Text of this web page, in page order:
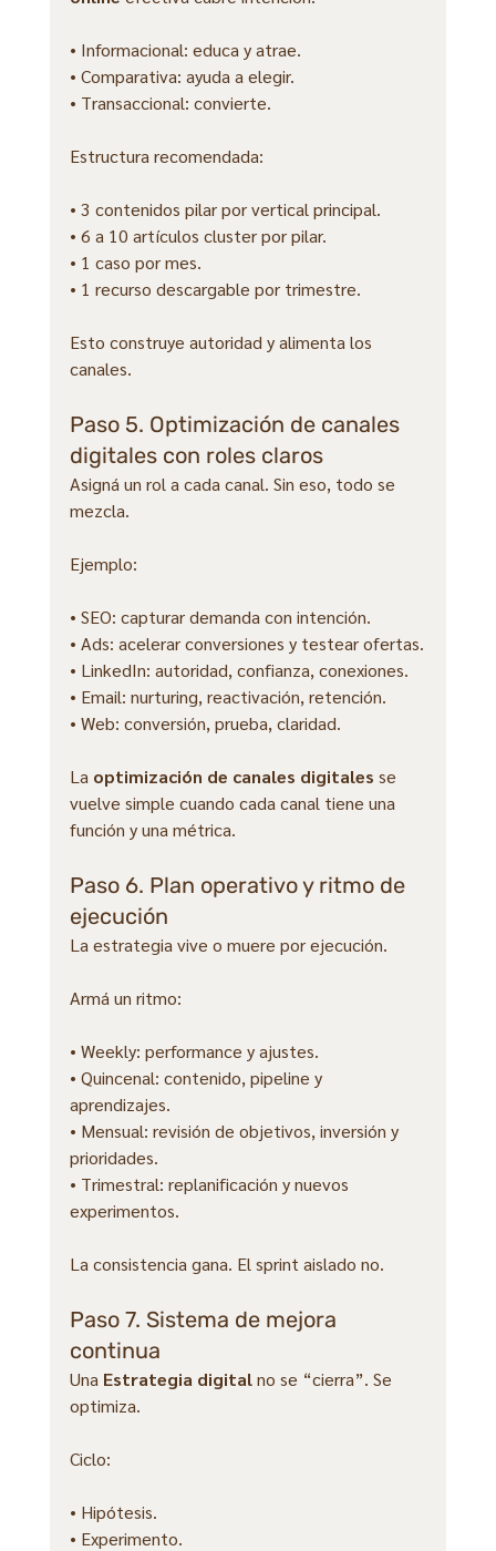
• Informacional: educa y atrae.
• Comparativa: ayuda a elegir.
• Transaccional: convierte.
Estructura recomendada:
• 3 contenidos pilar por vertical principal.
• 6 a 10 artículos cluster por pilar.
• 1 caso por mes.
• 1 recurso descargable por trimestre.
Esto construye autoridad y alimenta los
canales.
Paso 5. Optimización de canales
digitales con roles claros
Asigná un rol a cada canal. Sin eso, todo se
mezcla.
Ejemplo:
• SEO: capturar demanda con intención.
• Ads: acelerar conversiones y testear ofertas.
• LinkedIn: autoridad, confianza, conexiones.
• Email: nurturing, reactivación, retención.
• Web: conversión, prueba, claridad.
La optimización de canales digitales se
vuelve simple cuando cada canal tiene una
función y una métrica.
Paso 6. Plan operativo y ritmo de
ejecución
La estrategia vive o muere por ejecución.
Armá un ritmo:
• Weekly: performance y ajustes.
• Quincenal: contenido, pipeline y
aprendizajes.
• Mensual: revisión de objetivos, inversión y
prioridades.
• Trimestral: replanificación y nuevos
experimentos.
La consistencia gana. El sprint aislado no.
Paso 7. Sistema de mejora
continua
Una Estrategia digital no se “cierra”. Se
optimiza.
Ciclo:
• Hipótesis.
• Experimento.